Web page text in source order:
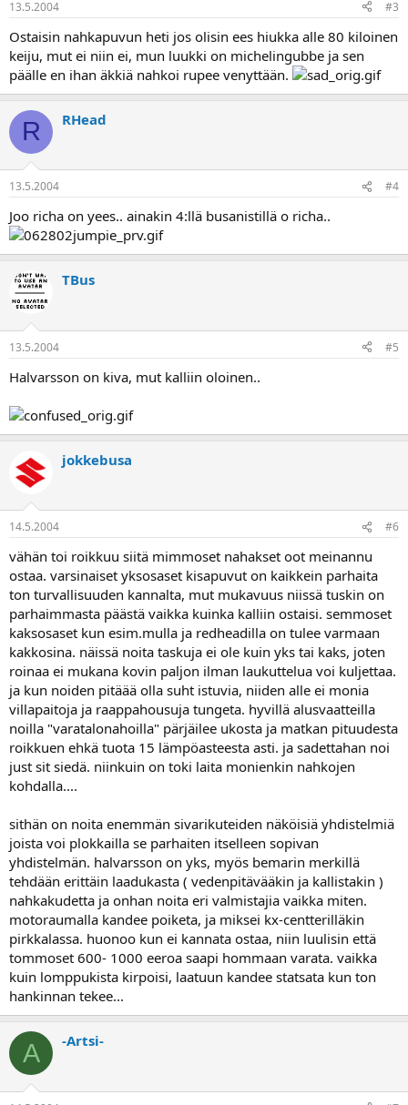
13.5.2004 #3
Ostaisin nahkapuvun heti jos olisin ees hiukka alle 80 kiloinen
keiju, mut ei niin ei, mun luukki on michelingubbe ja sen
päälle en ihan äkkiä nahkoi rupee venyttään.
R RHead
13.5.2004 #4
Joo richa on yees.. ainakin 4:llä busanistillä o richa..
TBus
13.5.2004 #5
Halvarsson on kiva, mut kalliin oloinen..
jokkebusa
14.5.2004 #6
vähän toi roikkuu siitä mimmoset nahakset oot meinannu
ostaa. varsinaiset yksosaset kisapuvut on kaikkein parhaita
ton turvallisuuden kannalta, mut mukavuus niissä tuskin on
parhaimmasta päästä vaikka kuinka kalliin ostaisi. semmoset
kaksosaset kun esim.mulla ja redheadilla on tulee varmaan
kakkosina. näissä noita taskuja ei ole kuin yks tai kaks, joten
roinaa ei mukana kovin paljon ilman laukuttelua voi kuljettaa.
ja kun noiden pitäää olla suht istuvia, niiden alle ei monia
villapaitoja ja raappahousuja tungeta. hyvillä alusvaatteilla
noilla "varatalonahoilla" pärjäilee ukosta ja matkan pituudesta
roikkuen ehkä tuota 15 lämpöasteesta asti. ja sadettahan noi
just sit siedä. niinkuin on toki laita monienkin nahkojen
kohdalla....
sithän on noita enemmän sivarikuteiden näköisiä yhdistelmiä
joista voi plokkailla se parhaiten itselleen sopivan
yhdistelmän. halvarsson on yks, myös bemarin merkillä
tehdään erittäin laadukasta ( vedenpitävääkin ja kallistakin )
nahkakudetta ja onhan noita eri valmistajia vaikka miten.
motoraumalla kandee poiketa, ja miksei kx-centterilläkin
pirkkalassa. huonoo kun ei kannata ostaa, niin luulisin että
tommoset 600- 1000 eeroa saapi hommaan varata. vaikka
kuin lomppukista kirpoisi, laatuun kandee statsata kun ton
hankinnan tekee...
A -Artsi-